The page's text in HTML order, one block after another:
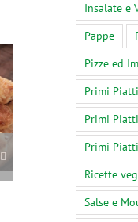
Bimby, Risotto con
Marzo 30th, 2024 | 0
Insalate e
Pappe
Pizze ed
Primi Piatti
Primi
Primi
Ricette
Salse e